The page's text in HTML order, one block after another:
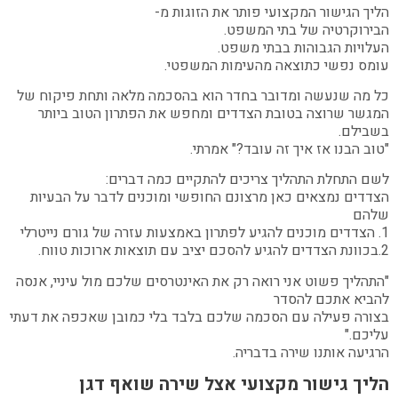
הליך הגישור המקצועי פותר את הזוגות מ-
הבירוקרטיה של בתי המשפט.
העלויות הגבוהות בבתי משפט.
עומס נפשי כתוצאה מהעימות המשפטי.
כל מה שנעשה ומדובר בחדר הוא בהסכמה מלאה ותחת פיקוח של
המגשר שרוצה בטובת הצדדים ומחפש את הפתרון הטוב ביותר
בשבילם.
"טוב הבנו אז איך זה עובד?" אמרתי.
לשם התחלת התהליך צריכים להתקיים כמה דברים:
הצדדים נמצאים כאן מרצונם החופשי ומוכנים לדבר על הבעיות
שלהם
1. הצדדים מוכנים להגיע לפתרון באמצעות עזרה של גורם נייטרלי
2.בכוונת הצדדים להגיע להסכם יציב עם תוצאות ארוכות טווח.
"התהליך פשוט אני רואה רק את האינטרסים שלכם מול עיניי, אנסה
להביא אתכם להסדר
בצורה פעילה עם הסכמה שלכם בלבד בלי כמובן שאכפה את דעתי
עליכם."
הרגיעה אותנו שירה בדבריה.
הליך גישור מקצועי אצל שירה שואף דגן